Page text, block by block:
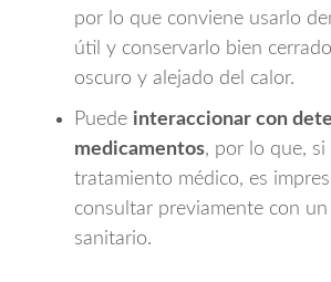
por lo que conviene usarlo
útil y conservarlo bien
oscuro y alejado del calor.
Puede interaccionar con
medicamentos, por lo que, si
tratamiento médico, es
consultar previamente con un
sanitario.